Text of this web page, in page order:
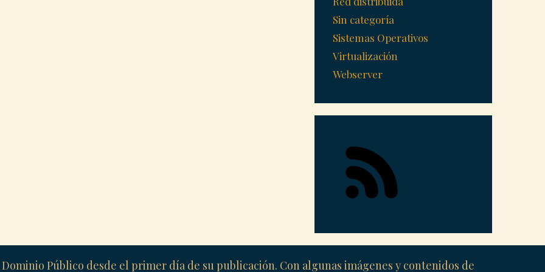
Sin categoría
Sistemas Operativos
Virtualización
Webserver
Público desde el primer día de su publicación. Con algunas imágenes y contenidos de